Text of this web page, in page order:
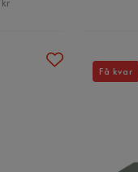
Få kvar